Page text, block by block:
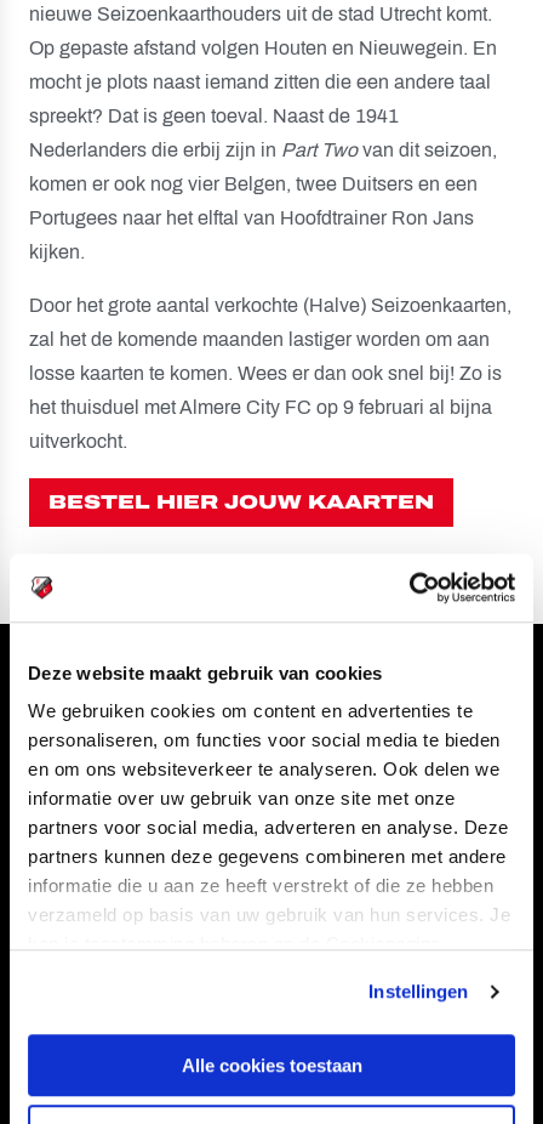
Deze website maakt gebruik van cookies
We gebruiken cookies om content en advertenties te
personaliseren, om functies voor social media te bieden
en om ons websiteverkeer te analyseren. Ook delen we
informatie over uw gebruik van onze site met onze
partners voor social media, adverteren en analyse. Deze
partners kunnen deze gegevens combineren met andere
informatie die u aan ze heeft verstrekt of die ze hebben
verzameld op basis van uw gebruik van hun services. Je
Instellingen
Alle cookies toestaan
nieuwe Seizoenkaarthouders uit de stad Utrecht komt.
Op gepaste afstand volgen Houten en Nieuwegein. En
mocht je plots naast iemand zitten die een andere taal
spreekt? Dat is geen toeval. Naast de 1941
Nederlanders die erbij zijn in Part Twovan dit seizoen,
komen er ook nog vier Belgen, twee Duitsers en een
Portugees naar het elftal van Hoofdtrainer Ron Jans
kijken.
Door het grote aantal verkochte (Halve) Seizoenkaarten,
zal het de komende maanden lastiger worden om aan
losse kaarten te komen. Wees er dan ook snel bij! Zo is
het thuisduel met Almere City FC op 9 februari al bijna
uitverkocht.
BESTEL HIER JOUW KAARTEN
Volg ons ook via
Navigeer naar
CLUB
TEAMS
STADION
FOUNDATION
KAARTVERKOOP
BUSINESS
Informatie